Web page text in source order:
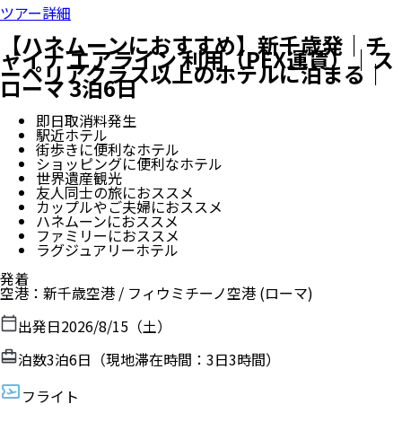
ツアー詳細
【ハネムーンにおすすめ】新千歳発｜チ
ャイナ エアライン 利用（PEX運賃）｜ス
ーペリアクラス以上のホテルに泊まる｜
ローマ 3泊6日
即日取消料発生
駅近ホテル
街歩きに便利なホテル
ショッピングに便利なホテル
世界遺産観光
友人同士の旅におススメ
カップルやご夫婦におススメ
ハネムーンにおススメ
ファミリーにおススメ
ラグジュアリーホテル
発着
空港 ： 新千歳空港 / フィウミチーノ空港 (ローマ)
出発日2026/8/15（土）
泊数3泊6日（現地滞在時間： 3日3時間）
フライト